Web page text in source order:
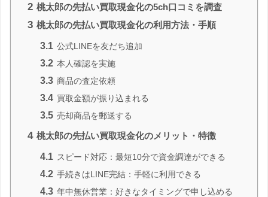
2 桃太郎の先払い買取現金化の5ch口コミを調査
3 桃太郎の先払い買取現金化の利用方法・手順
3.1 公式LINEを友だち追加
3.2 本人確認を実施
3.3 商品の査定依頼
3.4 買取金額が振り込まれる
3.5 売却商品を郵送する
4 桃太郎の先払い買取現金化のメリット・特徴
4.1 スピード対応：最短10分で資金調達ができる
4.2 手続きはLINE完結：手軽に利用できる
4.3 年中無休営業：好きなタイミングで申し込める